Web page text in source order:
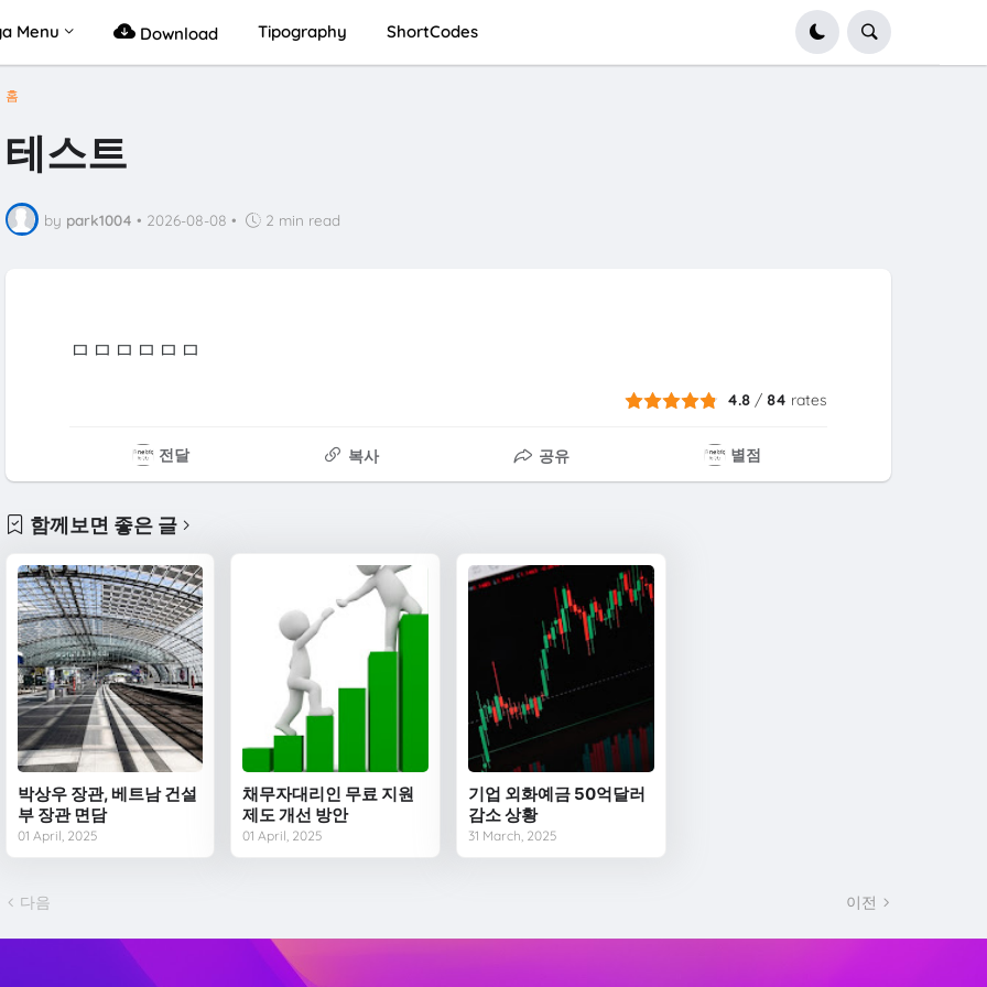
Menu Download Tipography ShortCodes
홈
테스트
by park1004 • 2026-08-08 • 2 min read
ㅁㅁㅁㅁㅁㅁ
4.8 / 84 rates
전달 복사 공유 별점
함께보면 좋은 글
박상우 장관, 베트남 건설
부 장관 면담
01 April, 2025
채무자대리인 무료 지원
제도 개선 방안
01 April, 2025
기업 외화예금 50억달러
감소 상황
31 March, 2025
다음 이전